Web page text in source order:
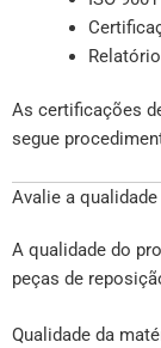
As certificações
segue
Avalie a
A qualidade do
peças de
Qualidade da